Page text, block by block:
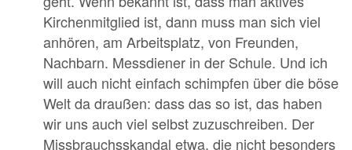
Kirchenmitglied ist, dann muss man sich viel
anhören, am Arbeitsplatz, von Freunden,
Nachbarn. Messdiener in der Schule. Und ich
will auch nicht einfach schimpfen über die böse
Welt da draußen: dass das so ist, das haben
wir uns auch viel selbst zuzuschreiben. Der
Missbrauchsskandal etwa, die nicht besonders